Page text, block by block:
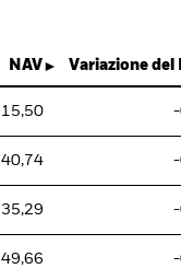
NAV Variazione del
15,50
40,74
35,29
49,66